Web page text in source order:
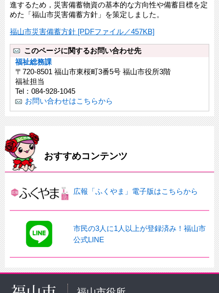
進するため，災害備蓄物資の基本的な方向性や備蓄目標を定
めた「福山市災害備蓄方針」を策定しました。
福山市災害備蓄方針 [PDFファイル／457KB]
このページに関するお問い合わせ先
福祉総務課
〒720-8501 福山市東桜町3番5号 福山市役所3階
福祉担当
Tel：084-928-1045
お問い合わせはこちらから
おすすめコンテンツ
広報「ふくやま」電子版はこちらから
市民の3人に1人以上が登録済み！福山市
公式LINE